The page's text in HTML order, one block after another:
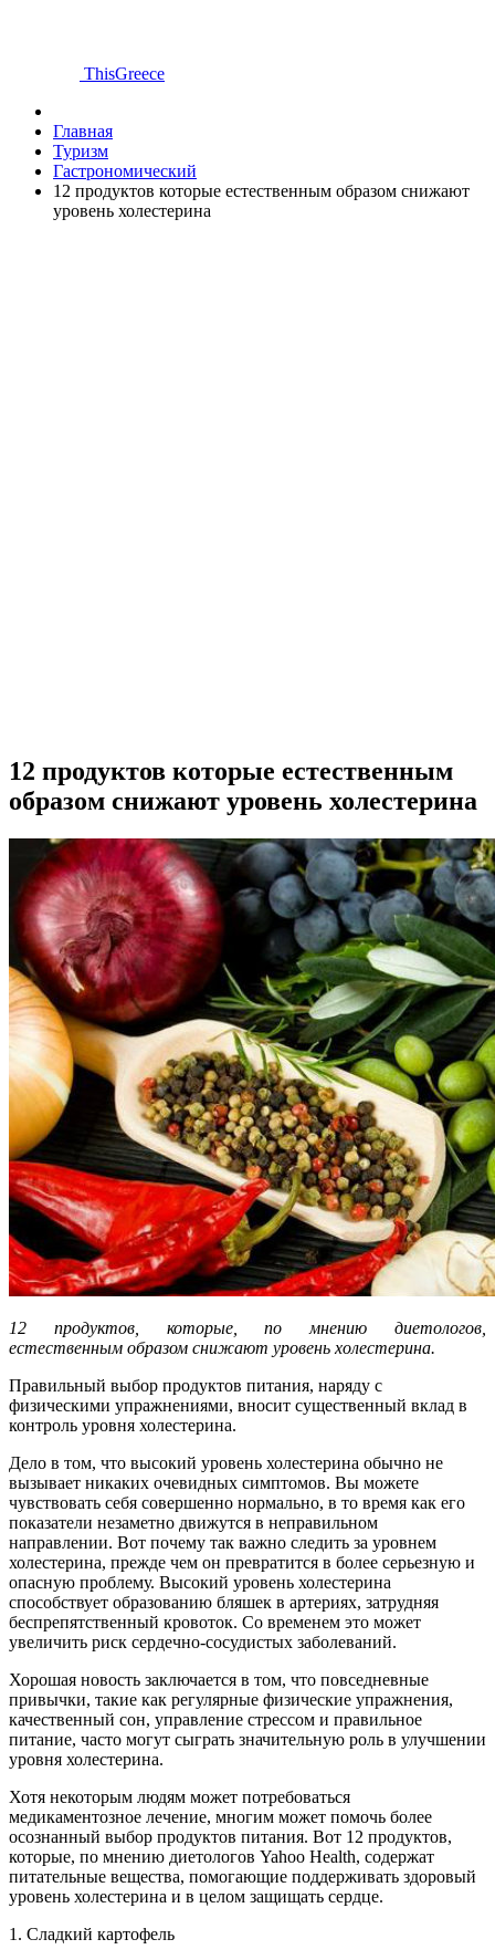
ThisGreece
Главная
Туризм
Гастрономический
12 продуктов которые естественным образом снижают
уровень холестерина
12 продуктов которые естественным
образом снижают уровень холестерина
12 продуктов, которые, по мнению диетологов,
естественным образом снижают уровень холестерина.
Правильный выбор продуктов питания, наряду с
физическими упражнениями, вносит существенный вклад в
контроль уровня холестерина.
Дело в том, что высокий уровень холестерина обычно не
вызывает никаких очевидных симптомов. Вы можете
чувствовать себя совершенно нормально, в то время как его
показатели незаметно движутся в неправильном
направлении. Вот почему так важно следить за уровнем
холестерина, прежде чем он превратится в более серьезную и
опасную проблему. Высокий уровень холестерина
способствует образованию бляшек в артериях, затрудняя
беспрепятственный кровоток. Со временем это может
увеличить риск сердечно-сосудистых заболеваний.
Хорошая новость заключается в том, что повседневные
привычки, такие как регулярные физические упражнения,
качественный сон, управление стрессом и правильное
питание, часто могут сыграть значительную роль в улучшении
уровня холестерина.
Хотя некоторым людям может потребоваться
медикаментозное лечение, многим может помочь более
осознанный выбор продуктов питания. Вот 12 продуктов,
которые, по мнению диетологов Yahoo Health, содержат
питательные вещества, помогающие поддерживать здоровый
уровень холестерина и в целом защищать сердце.
1. Сладкий картофель